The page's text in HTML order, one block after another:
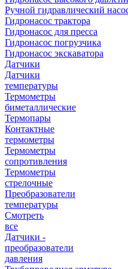
Ручной гидравлический
Гидронасос трактора
Гидронасос для пресса
Гидронасос погрузчика
Гидронасос экскаватора
Датчики
Датчики
температуры
Термометры
биметаллические
Термопары
Контактные
термометры
Термометры
сопротивления
Термометры
стрелочные
Преобразователи
температуры
Смотреть
все
Датчики -
преобразователи
давления